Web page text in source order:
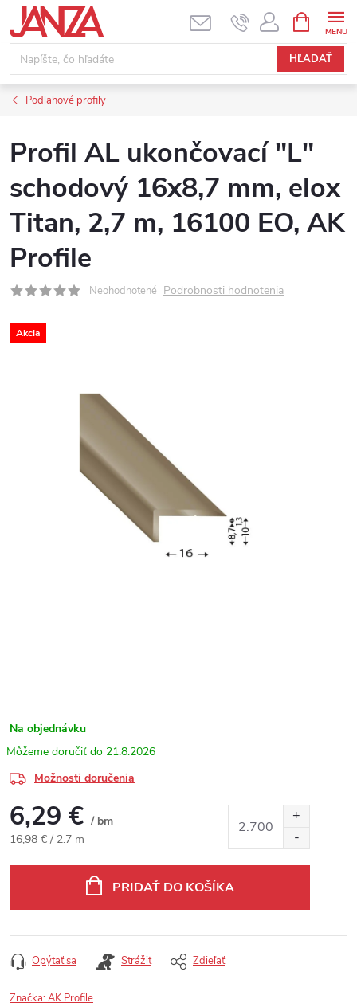
Prejsť na obsah
HĽADAŤ
Podlahové profily
Profil AL ukončovací "L"
schodový 16x8,7 mm, elox
Titan, 2,7 m, 16100 EO, AK
Profile
Neohodnotené Podrobnosti hodnotenia
Akcia
Na objednávku
21.8.2026
Možnosti doručenia
6,29 € / bm
Jednotková cena:
16,98 € / 2.7 m
PRIDAŤ DO KOŠÍKA
Opýtať sa Strážiť Zdieľať
Značka:AK Profile